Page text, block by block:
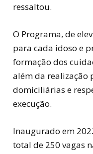
ressaltou.
O Programa, de
para cada idoso e
formação dos
além da realização
domiciliárias e
execução.
Inaugurado em
total de 250 vagas